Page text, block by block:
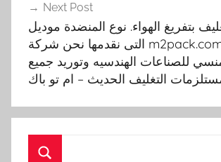
نوع المنضدة موديل
m2pack.com 601 التى نقدمها نحن شركة
الهندسيه وتوريد جميع
الحديث – ام تو باك